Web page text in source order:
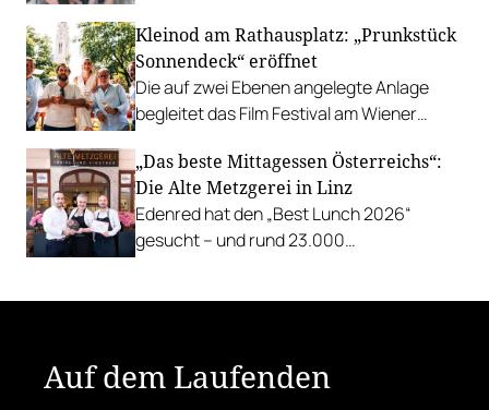
Richard Rauch kocht in der Riederalm
u.v.m.
Kleinod am Rathausplatz: „Prunkstück
Sonnendeck“ eröffnet
Die auf zwei Ebenen angelegte Anlage
begleitet das Film Festival am Wiener
mit Cocktails, Snacks und
Veranstaltungsprogramm.
„Das beste Mittagessen Österreichs“:
Die Alte Metzgerei in Linz
Edenred hat den „Best Lunch 2026“
gesucht – und rund 23.000
Auf dem Laufenden